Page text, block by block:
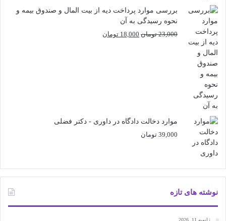
بررسی موارد پرداخت دیه از بیت المال و صندوق بیمه و
نحوه رسیدگی به آن
23,000 تومان قیمت
18,000 تومان
موارد دخالت دادگاه در داوری - دکتر فضلی
39,000 تومان
نوشته های تازه
ژانویه 11, 2026